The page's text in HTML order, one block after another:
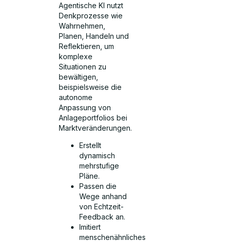
Agentische KI nutzt
Denkprozesse wie
Wahrnehmen,
Planen, Handeln und
Reflektieren, um
komplexe
Situationen zu
bewältigen,
beispielsweise die
autonome
Anpassung von
Anlageportfolios bei
Marktveränderungen.
Erstellt
dynamisch
mehrstufige
Pläne.
Passen die
Wege anhand
von Echtzeit-
Feedback an.
Imitiert
menschenähnliches